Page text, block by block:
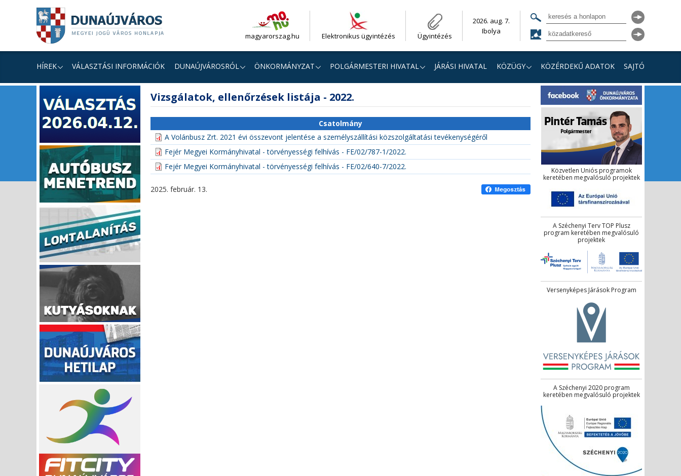
tartalomhoz
navigációhoz
kereséshez
magyarorszag.hu Elektronikus ügyintézés Ügyintézés
2026. aug. 7.
Ibolya
HÍREK VÁLASZTÁSI INFORMÁCIÓK DUNAÚJVÁROSRÓL ÖNKORMÁNYZAT POLGÁRMESTERI HIVATAL JÁRÁSI HIVATAL KÖZÜGY KÖZÉRDEKŰ ADATOK SAJTÓ
tartalom
Vizsgálatok, ellenőrzések listája - 2022.
Csatolmány
A Volánbusz Zrt. 2021 évi összevont jelentése a személyszállítási közszolgáltatási tevékenységéről
Fejér Megyei Kormányhivatal - törvényességi felhívás - FE/02/787-1/2022.
Fejér Megyei Kormányhivatal - törvényességi felhívás - FE/02/640-7/2022.
2025. február. 13.
Közvetlen Uniós programok
keretében megvalósuló projektek
A Széchenyi Terv TOP Plusz
program keretében megvalósuló
projektek
Versenyképes Járások Program
A Széchenyi 2020 program
keretében megvalósuló projektek